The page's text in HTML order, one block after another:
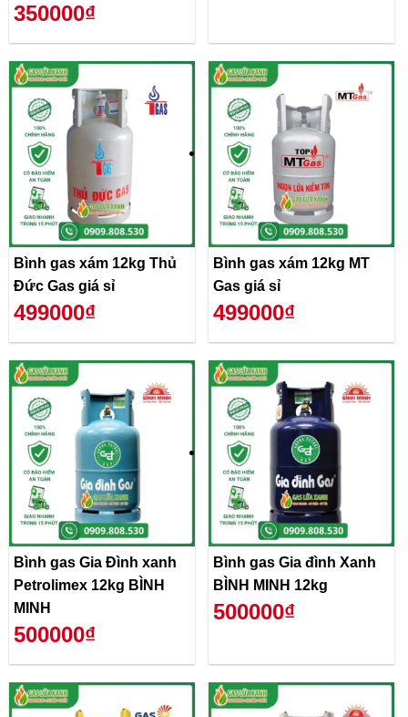
350000₫
Bình gas xám 12kg Thủ
Đức Gas giá sỉ
499000₫
Bình gas xám 12kg MT
Gas giá sỉ
499000₫
Bình gas Gia Đình xanh
Petrolimex 12kg BÌNH
MINH
500000₫
Bình gas Gia đình Xanh
BÌNH MINH 12kg
500000₫